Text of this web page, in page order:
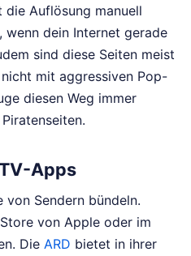
Auflösung manuell
wenn dein Internet gerade
sind diese Seiten meist
mit aggressiven Pop-
diesen Weg immer
Apps
Sendern bündeln.
von Apple oder im
Die ARD bietet in ihrer